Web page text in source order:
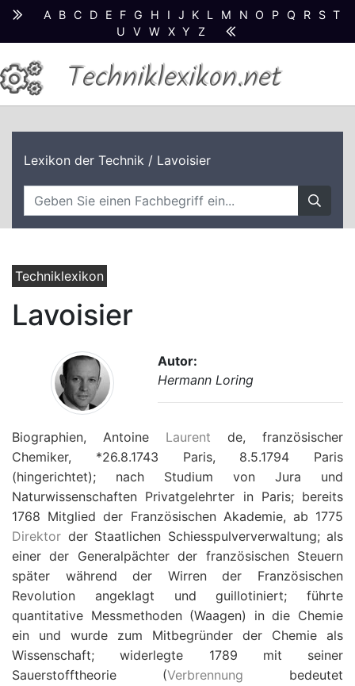
A B C D E F G H I J K L M N O P Q R S T
U
V W X Y Z
Techniklexikon.net
Lexikon der Technik / Lavoisier
Techniklexikon
Lavoisier
Autor:
Hermann Loring
Biographien, Antoine Laurent de, französischer
Chemiker, *26.8.1743 Paris, 8.5.1794 Paris
(hingerichtet); nach Studium von Jura und
Naturwissenschaften Privatgelehrter in Paris; bereits
1768 Mitglied der Französischen Akademie, ab 1775
Direktor der Staatlichen Schiesspulververwaltung; als
einer der Generalpächter der französischen Steuern
später während der Wirren der Französischen
Revolution angeklagt und guillotiniert; führte
quantitative Messmethoden (Waagen) in die Chemie
ein und wurde zum Mitbegründer der Chemie als
Wissenschaft; widerlegte 1789 mit seiner
Sauerstofftheorie (Verbrennung bedeutet